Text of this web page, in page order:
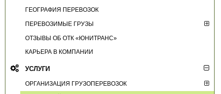
ГЕОГРАФИЯ ПЕРЕВОЗОК
ПЕРЕВОЗИМЫЕ ГРУЗЫ
ОТЗЫВЫ ОБ ОТК «ЮНИТРАНС»
КАРЬЕРА В КОМПАНИИ
УСЛУГИ
ОРГАНИЗАЦИЯ ГРУЗОПЕРЕВОЗОК